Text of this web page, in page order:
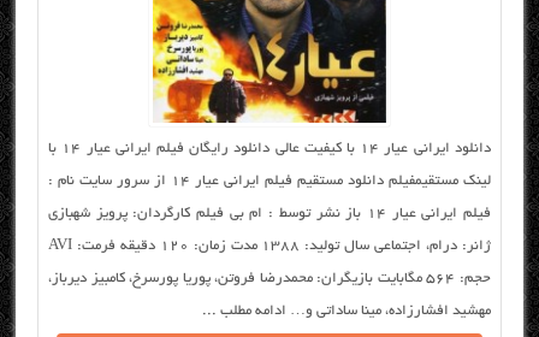
دانلود ایرانی عیار ۱۴ با کیفیت عالی دانلود رایگان فیلم ایرانی عیار ۱۴ با
لینک مستقیمفیلم دانلود مستقیم فیلم ایرانی عیار ۱۴ از سرور سایت نام :
فیلم ایرانی عیار ۱۴ باز نشر توسط : ام بی فیلم کارگردان: پرویز شهبازی
ژانر: درام، اجتماعی سال تولید: ۱۳۸۸ مدت زمان: ۱۲۰ دقیقه فرمت: AVI
حجم: ۵۶۴ مگابایت بازیگران: محمدرضا فروتن، پوریا پورسرخ، کامبیز دیرباز،
مهشید افشارزاده، مینا ساداتی و… ادامه مطلب ...